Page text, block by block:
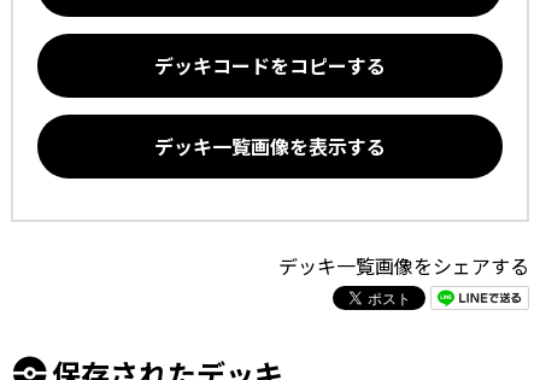
デッキコードをコピーする
デッキ一覧画像を表示する
デッキ一覧画像をシェアする